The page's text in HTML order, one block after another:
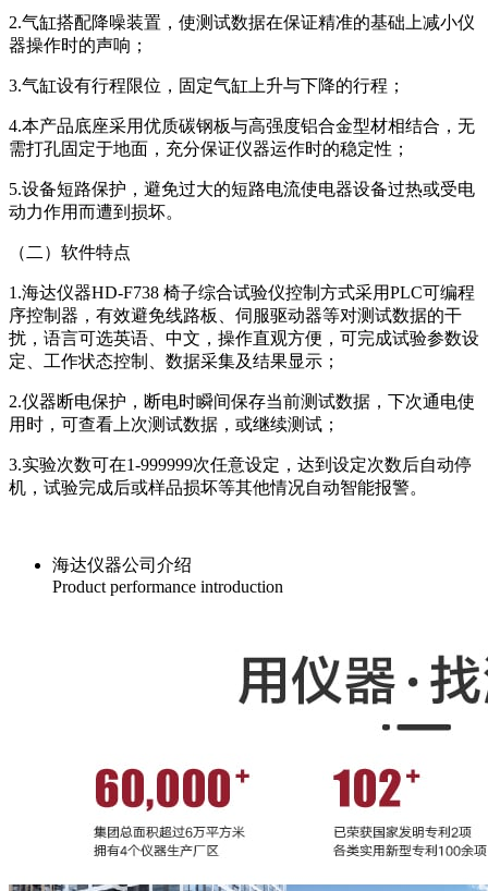
2.气缸搭配降噪装置，使测试数据在保证精准的基础上减小仪
器操作时的声响；
3.气缸设有行程限位，固定气缸上升与下降的行程；
4.本产品底座采用优质碳钢板与高强度铝合金型材相结合，无
需打孔固定于地面，充分保证仪器运作时的稳定性；
5.设备短路保护，避免过大的短路电流使电器设备过热或受电
动力作用而遭到损坏。
（二）软件特点
1.海达仪器HD-F738 椅子综合试验仪控制方式采用PLC可编程
序控制器，有效避免线路板、伺服驱动器等对测试数据的干
扰，语言可选英语、中文，操作直观方便，可完成试验参数设
定、工作状态控制、数据采集及结果显示；
2.仪器断电保护，断电时瞬间保存当前测试数据，下次通电使
用时，可查看上次测试数据，或继续测试；
3.实验次数可在1-999999次任意设定，达到设定次数后自动停
机，试验完成后或样品损坏等其他情况自动智能报警。
海达仪器公司介绍
Product performance introduction